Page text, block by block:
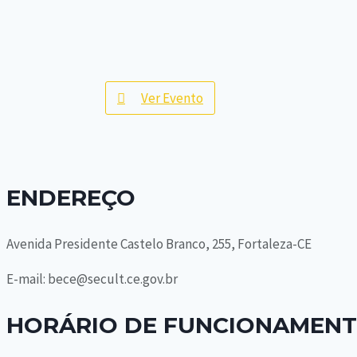
Ver Evento
ENDEREÇO
Avenida Presidente Castelo Branco, 255, Fortaleza-CE
E-mail: bece@secult.ce.gov.br
HORÁRIO DE